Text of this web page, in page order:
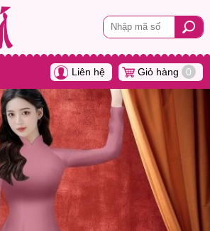
Liên hệ Giỏ hàng 0